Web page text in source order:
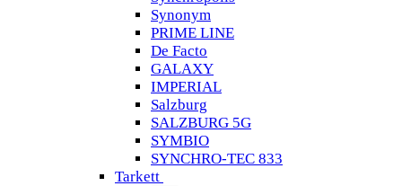
Synonym
PRIME LINE
De Facto
GALAXY
IMPERIAL
Salzburg
SALZBURG 5G
SYMBIO
SYNCHRO-TEC 833
Tarkett